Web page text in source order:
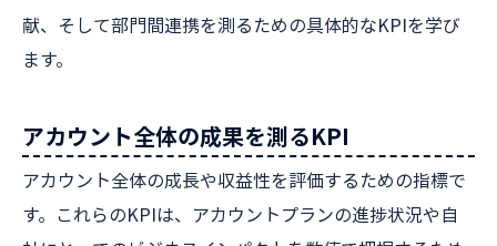
献、そして部門間連携を測るための具体的なKPIを学び
ます。
アカウント全体の成果を測るKPI
アカウント全体の成長や収益性を評価するための指標で
す。これらのKPIは、アカウントプランの進捗状況や自